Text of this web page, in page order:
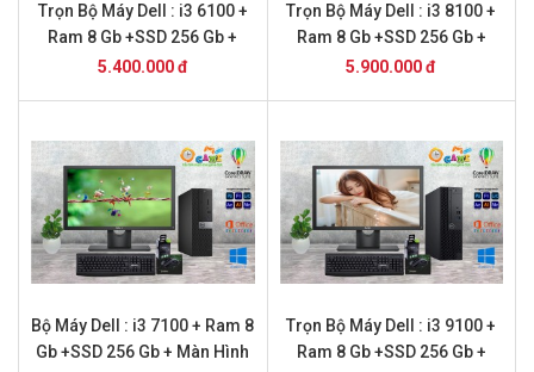
Trọn Bộ Máy Dell : i3 6100 +
Ram 8 Gb +SSD 256 Gb +
Màn Hình 22
5.400.000 đ
Trọn Bộ Máy Dell : i3 8100 +
Ram 8 Gb +SSD 256 Gb +
Màn Hình 20
5.900.000 đ
Bộ Máy Dell : i3 7100 + Ram 8
Gb +SSD 256 Gb + Màn Hình
Trọn Bộ Máy Dell : i3 9100 +
Ram 8 Gb +SSD 256 Gb +